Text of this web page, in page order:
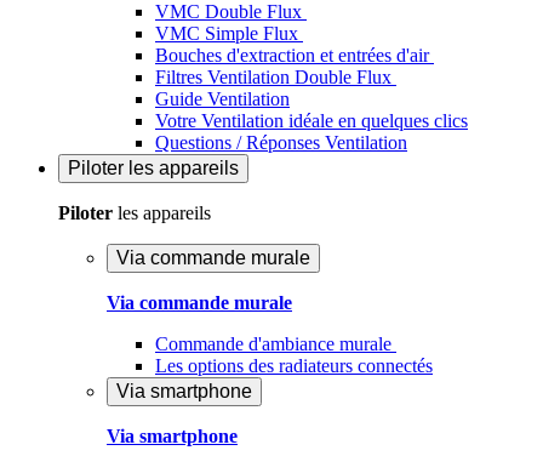
VMC Double Flux
VMC Simple Flux
Bouches d'extraction et entrées d'air
Filtres Ventilation Double Flux
Guide Ventilation
Votre Ventilation idéale en quelques clics
Questions / Réponses Ventilation
Piloter les appareils
Piloter les appareils
Via commande murale
Via commande murale
Commande d'ambiance murale
Les options des radiateurs connectés
Via smartphone
Via smartphone